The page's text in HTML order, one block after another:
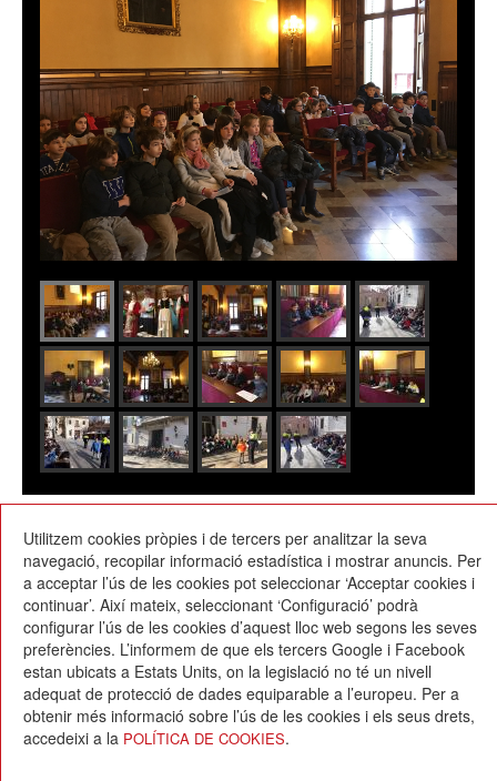
20/02/2018
Escola Betània-Patmos
C. Montevideo, 13
08034 Barcelona
Utilitzem cookies pròpies i de tercers per analitzar la seva
navegació, recopilar informació estadística i mostrar anuncis. Per
a acceptar l’ús de les cookies pot seleccionar ‘Acceptar cookies i
continuar’. Així mateix, seleccionant ‘Configuració’ podrà
configurar l’ús de les cookies d’aquest lloc web segons les seves
preferències. L’informem de que els tercers Google i Facebook
estan ubicats a Estats Units, on la legislació no té un nivell
adequat de protecció de dades equiparable a l’europeu. Per a
obtenir més informació sobre l’ús de les cookies i els seus drets,
accedeixi a la POLÍTICA DE COOKIES.